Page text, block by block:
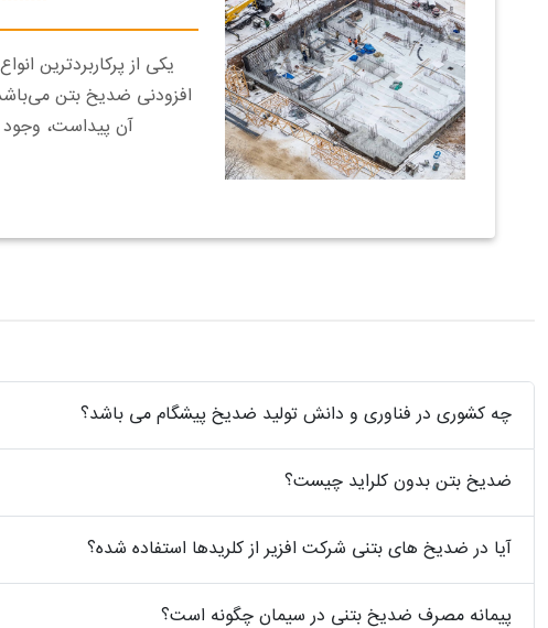
یکی از پرکاربردترین
افزودنی ضد‌یخ بتن
آن پیداست، وجود
چه کشوری در فناوری و دانش تولید ضدیخ پیشگام می باشد؟
ضدیخ بتن بدون کلراید چیست؟
آیا در ضدیخ های بتنی شرکت افزیر از کلریدها استفاده شده؟
پیمانه مصرف ضدیخ بتنی در سیمان چگونه است؟